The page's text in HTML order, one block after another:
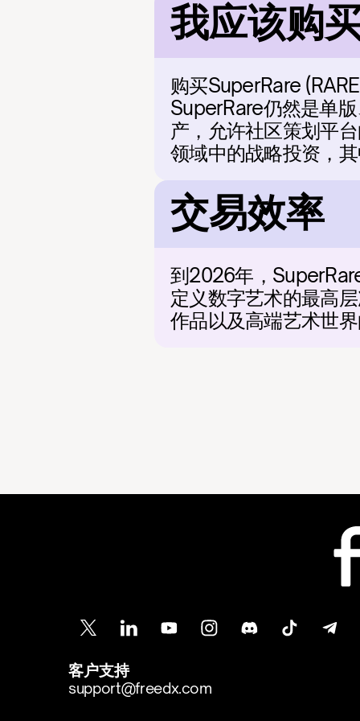
我应该购
购买SuperRare
SuperRare仍然是单
产，允许社区策划平
领域中的战略投资，
交易效率
到2026年，
定义数字艺术的最高
作品以及高端艺术世
客户支持
support@freedx.com